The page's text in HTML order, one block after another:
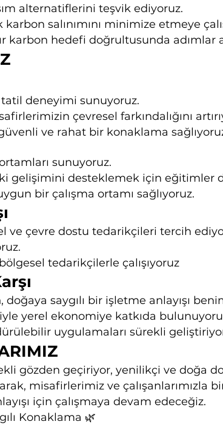
alternatiflerini teşvik ediyoruz.
salınımını minimize etmeye
karbon hedefi doğrultusunda adımlar
deneyimi sunuyoruz.
çevresel farkındalığını
ve rahat bir konaklama
sunuyoruz.
gelişimini desteklemek için eğitimler
bir çalışma ortamı sağlıyoruz.
ve çevre dostu tedarikçileri tercih
tedarikçilerle çalışıyoruz
doğaya saygılı bir işletme anlayışı
yerel ekonomiye katkıda
uygulamaları sürekli
gözden geçiriyor, yenilikçi ve doğa
misafirlerimiz ve çalışanlarımızla
için çalışmaya devam edeceğiz.
Konaklama 🌿